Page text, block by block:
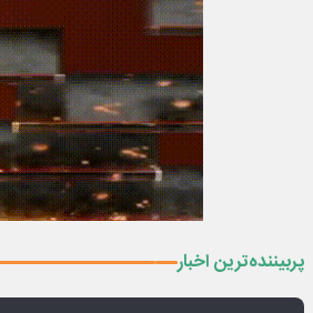
پربیننده‌ترین اخبار